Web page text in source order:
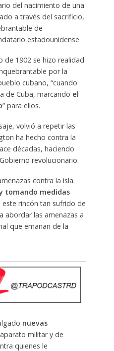
del nacimiento de una
a través del sacrificio,
de
estadounidense.
de 1902 se hizo realidad
por la
cubano, “cuando
de Cuba, marcando el
” para ellos.
volvió a repetir las
ha hecho contra la
décadas, haciendo
revolucionario.
contra la isla.
tomando medidas
rincón tan sufrido de
abordar las amenazas a
que emanan de la
nuevas
militar y de
quienes le